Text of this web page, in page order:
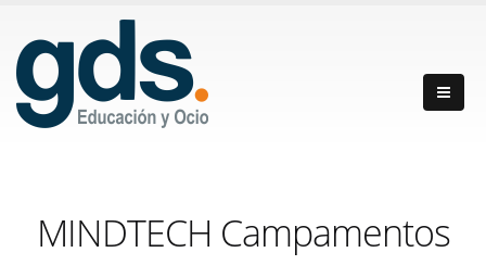
MINDTECH Campamentos